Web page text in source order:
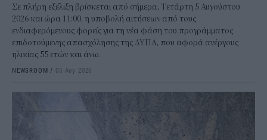
Σε πλήρη εξέλιξη βρίσκεται από σήμερα, Τετάρτη 5 Αυγούστου
2026 και ώρα 11:00, η υποβολή αιτήσεων από τους
ενδιαφερόμενους φορείς για τη νέα φάση του προγράμματος
επιδοτούμενης απασχόλησης της ΔΥΠΑ, που αφορά ανέργους
ηλικίας 55 ετών και άνω.
NEWSROOM / 05 Αυγ 2026